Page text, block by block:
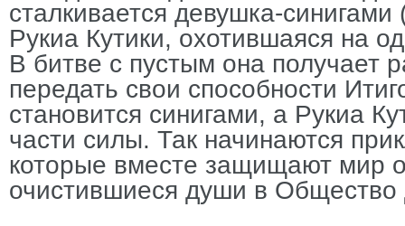
сталкивается девушка-
Рукиа Кутики, охотившаяся на
В битве с пустым она получает
передать свои способности
становится синигами, а Рукиа
части силы. Так начинаются
которые вместе защищают мир
очистившиеся души в